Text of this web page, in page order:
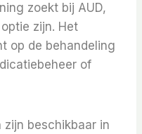
zoekt bij AUD,
zijn. Het
op de behandeling
of
zijn beschikbaar in